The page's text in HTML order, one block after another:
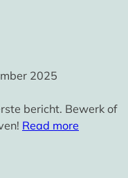
2025
bericht. Bewerk of
Read more